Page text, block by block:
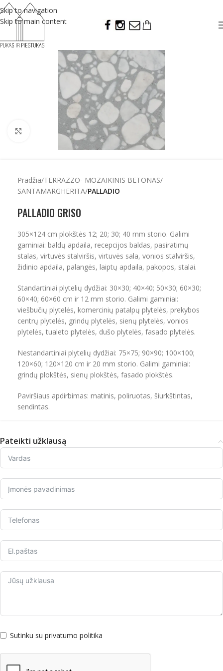
Skip to navigation
Skip to main content
Click to enlarge
Pradžia TERRAZZO- MOZAIKINIS BETONAS
SANTAMARGHERITA PALLADIO
PALLADIO GRISO
305×124 cm plokštės 12; 20; 30; 40 mm storio. Galimi
gaminiai: baldų apdaila, recepcijos baldas, pasiratimų
stalas, virtuvės stalviršis, virtuvės sala, vonios stalviršis,
židinio apdaila, palangės, laiptų apdaila, pakopos, stalai.
Standartiniai plytelių dydžiai: 30×30; 40×40; 50×30; 60×30;
60×40; 60×60 cm ir 12 mm storio. Galimi gaminiai:
viešbučių plytelės, komercinių patalpų plytelės, prekybos
centrų plytelės, grindų plytelės, sienų plytelės, vonios
plytelės, tualeto plytelės, dušo plytelės, fasado plytelės.
Nestandartiniai plytelių dydžiai: 75×75; 90×90; 100×100;
120×60; 120×120 cm ir 20 mm storio. Galimi gaminiai:
grindų plokštės, sienų plokštės, fasado plokštės.
Paviršiaus apdirbimas: matinis, poliruotas, šiurkštintas,
sendintas.
Pateikti užklausą
Sutinku su privatumo politika